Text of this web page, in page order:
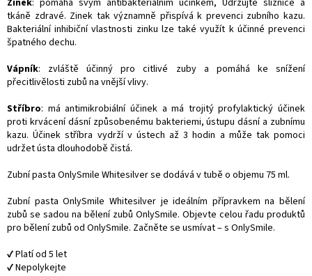
Zinek: pomáhá svým antibakteriálním účinkem, Udržujte sliznice a
tkáně zdravé. Zinek tak významně přispívá k prevenci zubního kazu.
Bakteriální inhibiční vlastnosti zinku lze také využít k účinné prevenci
špatného dechu.
Vápník: zvláště účinný pro citlivé zuby a pomáhá ke snížení
přecitlivělosti zubů na vnější vlivy.
Stříbro: má antimikrobiální účinek a má trojitý profylaktický účinek
proti krvácení dásní způsobenému bakteriemi, ústupu dásní a zubnímu
kazu. Účinek stříbra vydrží v ústech až 3 hodin a může tak pomoci
udržet ústa dlouhodobě čistá.
Zubní pasta OnlySmile Whitesilver se dodává v tubě o objemu 75 ml.
Zubní pasta OnlySmile Whitesilver je ideálním přípravkem na bělení
zubů se sadou na bělení zubů OnlySmile. Objevte celou řadu produktů
pro bělení zubů od OnlySmile. Začněte se usmívat – s OnlySmile.
✔ Platí od 5 let
✔ Nepolykejte